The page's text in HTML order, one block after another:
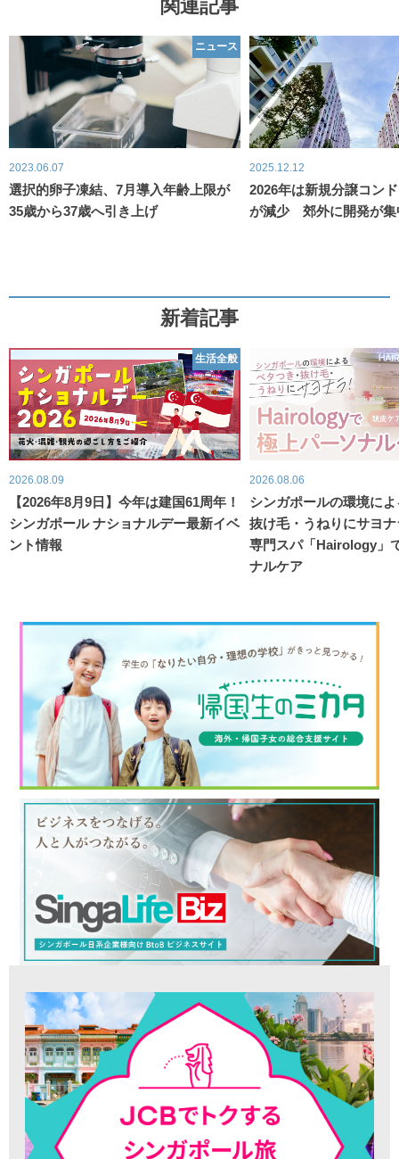
関連記事
ニュース
2023.06.07
選択的卵子凍結、7月導入年齢上限が
35歳から37歳へ引き上げ
2025.12.12
2026年は新規分譲コン
が減少 郊外に開発が集
新着記事
生活全般
2026.08.09
【2026年8月9日】今年は建国61周年！
シンガポール ナショナルデー最新イベ
ント情報
2026.08.06
シンガポールの環境に
抜け毛・うねりにサヨ
専門スパ「Hairology」
ナルケア